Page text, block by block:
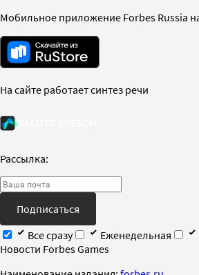
Мобильное приложение Forbes Russia
На сайте работает синтез речи
Рассылка:
Подписаться
Все сразу
Еженедельная
Новости Forbes Games